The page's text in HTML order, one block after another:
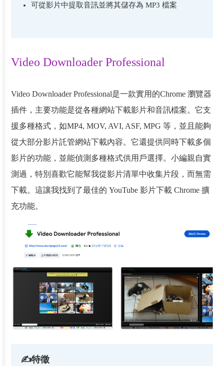
可從影片中提取音訊並將其儲存為 MP3 檔案
Video Downloader Professional
Video Downloader Professional是一款實用的Chrome 瀏覽器
插件，主要功能是從各種網站下載影片和音訊檔案。它支
援多種格式，如MP4, MOV, AVI, ASF, MPG 等，並且能夠
從大部分影片託管網站下載內容。它還提供同時下載多個
影片的功能，並能偵測多種格式供用戶選擇。小編親自實
測過，特別喜歡它能幫我從影片清單中收集片段，而無需
下載。這讓我找到了最佳的 YouTube 影片下載 Chrome 擴
充功能。
✍特徵